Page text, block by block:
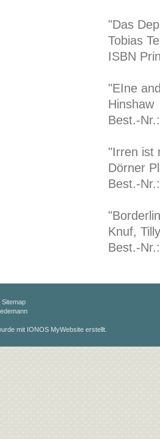
"Das
Tobias
ISBN
"EIne
Hinshaw
Best.-
"Irren ist
Dörner
Best.-
Knuf,
Best.-
Sitemap
mit IONOS MyWebsiteerstellt.